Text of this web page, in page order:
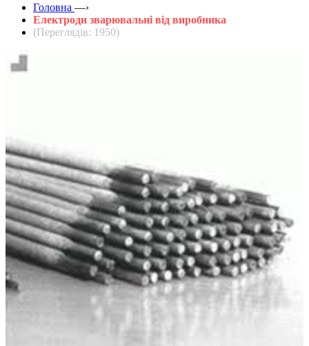
Головна —›
Електроди зварювальні від виробника
(Переглядів: 1950)